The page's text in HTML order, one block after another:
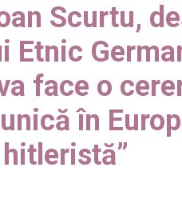
Scurtu,
Etnic
face o
în